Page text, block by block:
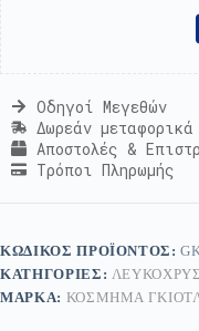
Οδηγοί Μεγεθών
Δωρεάν
Αποστολές &
Τρόποι Πληρωμής
ΚΩΔΙΚΌΣ ΠΡΟΪΌΝΤΟΣ:
ΚΑΤΗΓΟΡΊΕΣ:
ΜΆΡΚΑ: ΚΟΣΜΗΜΑ